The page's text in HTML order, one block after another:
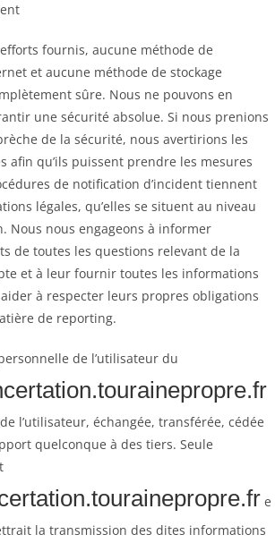
fournis, aucune méthode de
et aucune méthode de stockage
sûre. Nous ne pouvons en
une sécurité absolue. Si nous prenions
de la sécurité, nous avertirions les
afin qu’ils puissent prendre les mesures
de notification d’incident tiennent
légales, qu’elles se situent au niveau
Nous nous engageons à informer
de toutes les questions relevant de la
et à leur fournir toutes les informations
à respecter leurs propres obligations
de reporting.
de l’utilisateur du
l’utilisateur, échangée, transférée, cédée
quelconque à des tiers. Seule
e
la transmission des dites informations